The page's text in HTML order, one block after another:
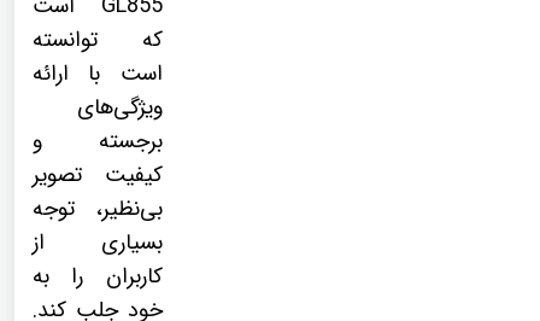
که توانسته
است با ارائه
ویژگی‌های
برجسته و
کیفیت تصویر
بی‌نظیر، توجه
بسیاری از
کاربران را به
خود جلب کند.